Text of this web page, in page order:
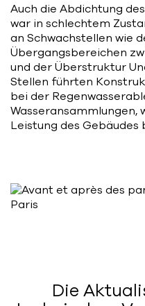
Auch die Abdichtung
war in schlechtem
an Schwachstellen wie
Übergangsbereichen
und der Überstruktur
Stellen führten
bei der
Wasseransammlungen,
Leistung des
Die